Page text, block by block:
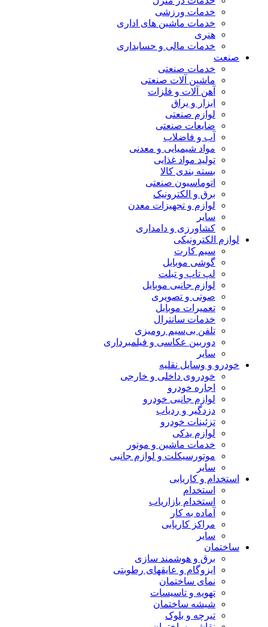
خدمات ورزشی
خدمات ماشین های اداری
هنری
خدمات مالی و حسابداری
صنعت
خدمات صنعتی
ماشین آلات صنعتی
آهن آلات و فلزات
ابزار و یراق
لوازم صنعتی
ضایعات صنعتی
آب و فاضلاب
مواد شیمیایی و معدنی
تولید مواد غذایی
بسته بندی کالا
اتوماسیون صنعتی
برق و الکترونیک
لوازم و تجهیزات معدن
سایر
کشاورزی و دامداری
لوازم الکترونیکی
سیم کارت
گوشی موبایل
لپ تاپ و تبلت
لوازم جانبی موبایل
صوتی و تصویری
تعمیرات موبایل
خدمات سانترال
تلفن بی‌سیم رومیزی
دوربین عکاسی و فیلمبرداری
سایر
خودرو و وسایل نقلیه
خودروی داخلی و خارجی
اجاره خودرو
لوازم جانبی خودرو
دزدگیر و ردیاب
تزئینات خودرو
لوازم یدکی
خدمات ماشین و موتور
موتورسیکلت و لوازم جانبی
سایر
استخدام و کاریابی
استخدام
استخدام بازاریاب
آماده به کار
مراکز کاریابی
سایر
ساختمان
برق و هوشمند سازی
ایزوگام و عایقهای رطوبتی
نمای ساختمان
تهویه و تاسیسات
شیشه ساختمان
تیرچه و بلوک